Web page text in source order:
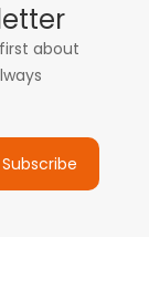
about
Subscribe